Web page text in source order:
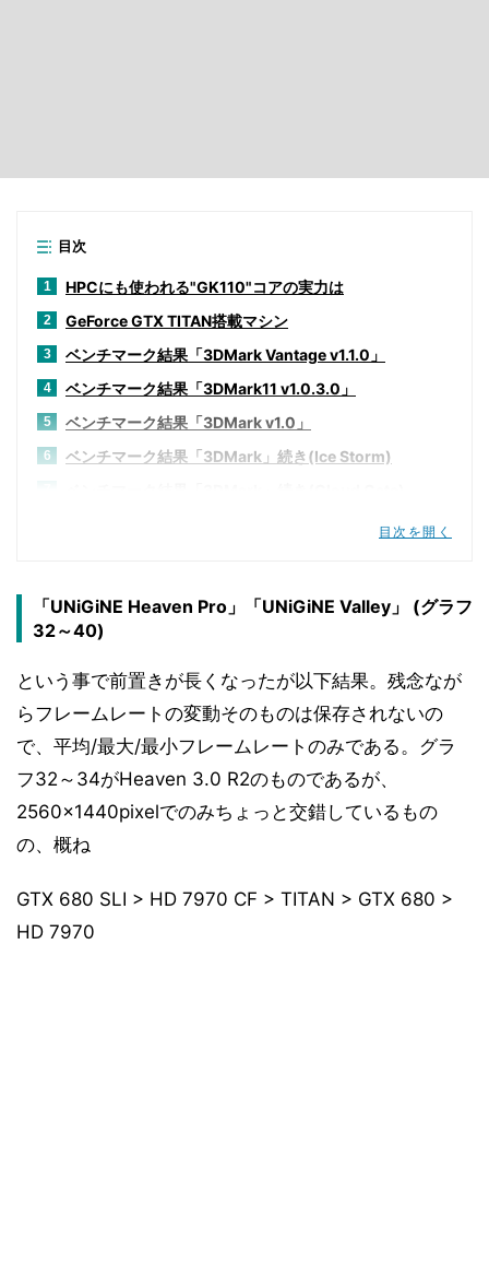
目次
1 HPCにも使われる"GK110"コアの実力は
2 GeForce GTX TITAN搭載マシン
3 ベンチマーク結果「3DMark Vantage v1.1.0」
4 ベンチマーク結果「3DMark11 v1.0.3.0」
5 ベンチマーク結果「3DMark v1.0」
6 ベンチマーク結果「3DMark」続き(Ice Storm)
ベンチマーク結果「3DMark」続き(Fire Strike)
10
ベンチマーク結果「UNiGiNE Heaven Pro」「UNiGiNE
Valley」
Benchmark」
12 ベンチマーク結果「Battlefield 3」
13 ベンチマーク結果「Battlefield 3」
14 ベンチマーク結果「F1 2012」
15 ベンチマーク結果「Far Cry 2」
16 ベンチマーク結果「Metro 2033」
17 ベンチマーク結果「The Elder Scrolls V: Skyrim」
18 ベンチマーク結果「S.T.A.L.K.E.R Call Of Pripyat」
目次を開く
「UNiGiNE Heaven Pro」「UNiGiNE Valley」 (グラフ
32～40)
という事で前置きが長くなったが以下結果。残念なが
らフレームレートの変動そのものは保存されないの
で、平均/最大/最小フレームレートのみである。グラ
フ32～34がHeaven 3.0 R2のものであるが、
2560×1440pixelでのみちょっと交錯しているもの
の、概ね
GTX 680 SLI > HD 7970 CF > TITAN > GTX 680 >
HD 7970